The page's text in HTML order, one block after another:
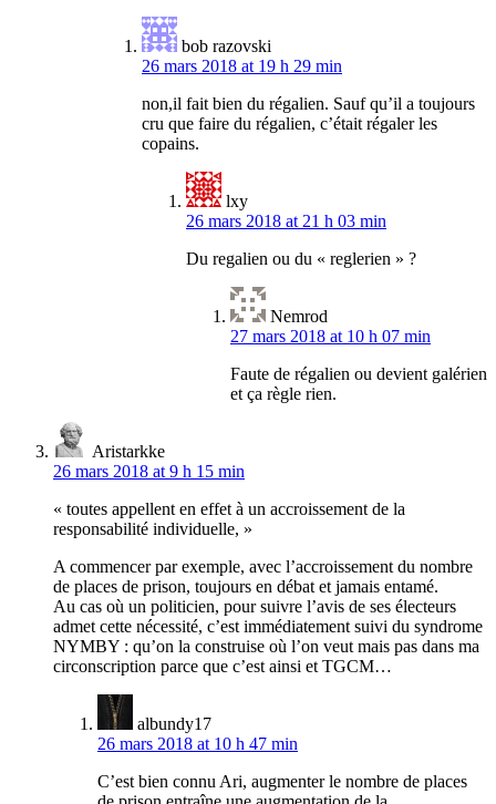
bob razovski
26 mars 2018 at 19 h 29 min
non,il fait bien du régalien. Sauf qu’il a toujours
cru que faire du régalien, c’était régaler les
copains.
lxy
26 mars 2018 at 21 h 03 min
Du regalien ou du « reglerien » ?
Nemrod
27 mars 2018 at 10 h 07 min
Faute de régalien ou devient galérien
et ça règle rien.
Aristarkke
26 mars 2018 at 9 h 15 min
« toutes appellent en effet à un accroissement de la
responsabilité individuelle, »
A commencer par exemple, avec l’accroissement du nombre
de places de prison, toujours en débat et jamais entamé.
Au cas où un politicien, pour suivre l’avis de ses électeurs
admet cette nécessité, c’est immédiatement suivi du syndrome
NYMBY : qu’on la construise où l’on veut mais pas dans ma
circonscription parce que c’est ainsi et TGCM…
albundy17
26 mars 2018 at 10 h 47 min
C’est bien connu Ari, augmenter le nombre de places